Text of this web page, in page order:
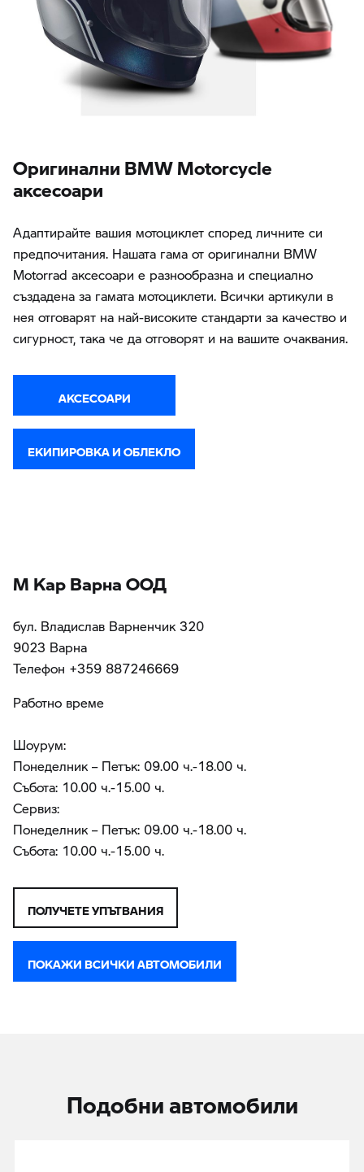
Oригинални BMW Motorcycle
аксесоари
Адаптирайте вашия мотоциклет според личните си
предпочитания. Нашата гама от оригинални BMW
Motorrad аксесоари е разнообразна и специално
създадена за гамата мотоциклети. Всички артикули в
нея отговарят на най-високите стандарти за качество и
сигурност, така че да отговорят и на вашите очаквания.
АКСЕСОАРИ
ЕКИПИРОВКА И ОБЛЕКЛО
М Кар Варна ООД
бул. Владислав Варненчик 320
9023 Варна
Teлефон +359 887246669
Работно време
Шоурум:
Понеделник – Петък: 09.00 ч.-18.00 ч.
Събота: 10.00 ч.-15.00 ч.
Сервиз:
Понеделник – Петък: 09.00 ч.-18.00 ч.
Събота: 10.00 ч.-15.00 ч.
ПОЛУЧЕТЕ УПЪТВАНИЯ
ПОКАЖИ ВСИЧКИ АВТОМОБИЛИ
Подобни автомобили